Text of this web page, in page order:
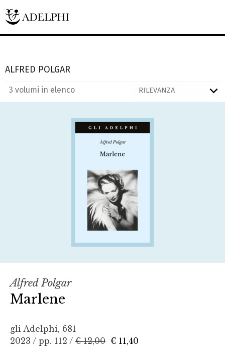
ALFRED POLGAR
3 volumi in elenco
Alfred Polgar
Marlene
gli Adelphi, 681
2023 / pp. 112 / € 12,00 € 11,40